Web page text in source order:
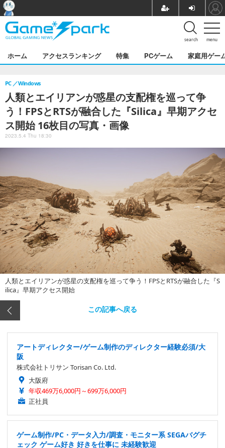
menu
search
ホーム アクセスランキング 特集 PCゲーム 家庭用ゲー
人類とエイリアンが惑星の支配権を巡って争
う！FPSとRTSが融合した『Silica』早期アクセ
ス開始 16枚目の写真・画像
PC Windows
2023.5.4 Thu 18:30
人類とエイリアンが惑星の支配権を巡って争う！FPSとRTSが融合した『S
ilica』早期アクセス開始
この記事へ戻る
アートディレクター/ゲーム制作のディレクター経験必須/大
阪
株式会社トリサン Torisan Co. Ltd.
大阪府
年収469万6,000円～699万6,000円
正社員
ゲーム制作/PC・データ入力/調査・モニター系 SEGAバグチ
ェック ゲーム好き 好きを仕事に 未経験歓迎